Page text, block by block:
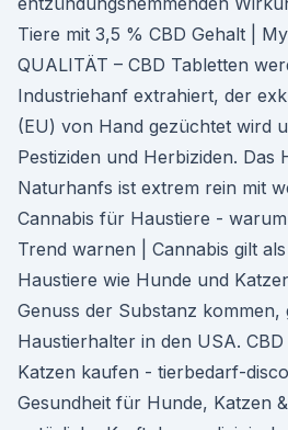
Tiere mit 3,5 % CBD Gehalt |
QUALITÄT – CBD Tabletten
Industriehanf extrahiert, der
(EU) von Hand gezüchtet wird
Pestiziden und Herbiziden. Das
Naturhanfs ist extrem rein mit
Cannabis für Haustiere -
Trend warnen | Cannabis gilt
Haustiere wie Hunde und
Genuss der Substanz kommen,
Haustierhalter in den USA.
Katzen kaufen - tierbedarf-
Gesundheit für Hunde, Katzen